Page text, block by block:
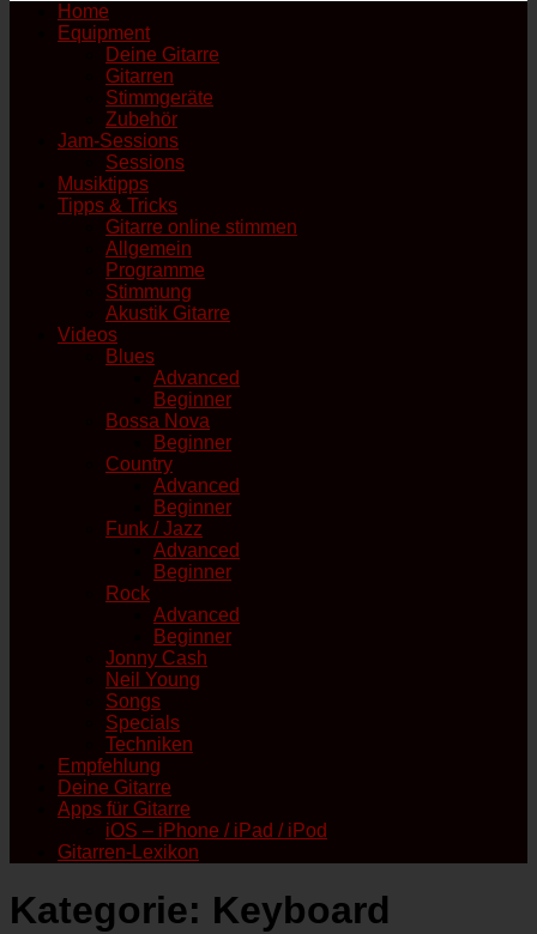
Home
Equipment
Deine Gitarre
Gitarren
Stimmgeräte
Zubehör
Jam-Sessions
Sessions
Musiktipps
Tipps & Tricks
Gitarre online stimmen
Allgemein
Programme
Stimmung
Akustik Gitarre
Videos
Blues
Advanced
Beginner
Bossa Nova
Beginner
Country
Advanced
Beginner
Funk / Jazz
Advanced
Beginner
Rock
Advanced
Beginner
Jonny Cash
Neil Young
Songs
Specials
Techniken
Empfehlung
Deine Gitarre
Apps für Gitarre
iOS – iPhone / iPad / iPod
Gitarren-Lexikon
Kategorie: Keyboard